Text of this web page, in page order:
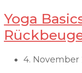
Yoga
4. November